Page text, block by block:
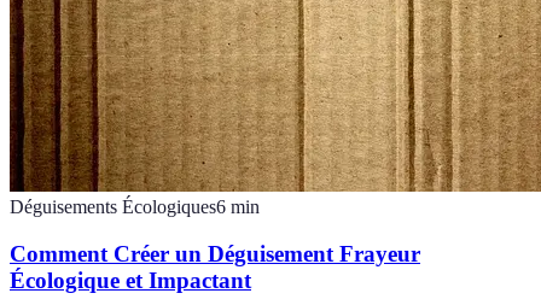
Déguisements Écologiques6 min
Comment Créer un Déguisement Frayeur
Écologique et Impactant